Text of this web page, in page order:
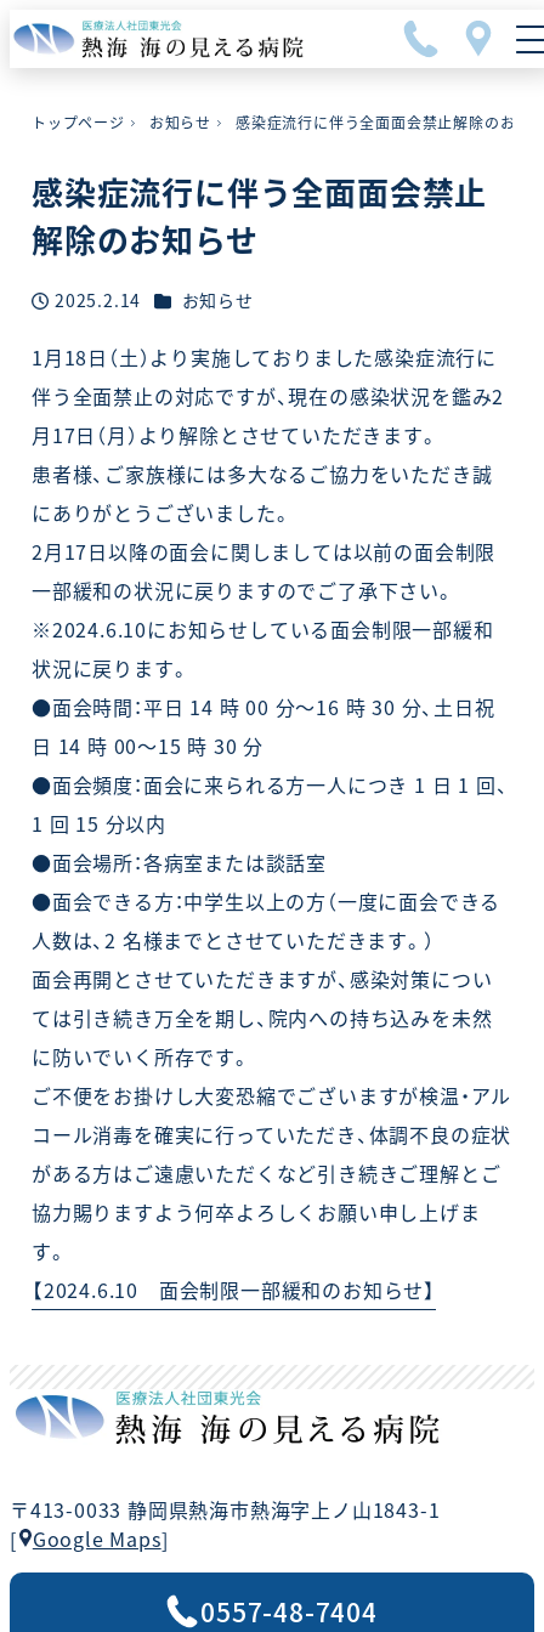
メ
イ
トップページ お知らせ 感染症流行に伴う全面面会禁止解除のお知
感染症流行に伴う全面面会禁止
解除のお知らせ
投稿日
2025.2.14 カテゴリー
お知らせ
1月18日（土）より実施しておりました感染症流行に
伴う全面禁止の対応ですが、現在の感染状況を鑑み2
月17日（月）より解除とさせていただきます。
患者様、ご家族様には多大なるご協力をいただき誠
にありがとうございました。
2月17日以降の面会に関しましては以前の面会制限
一部緩和の状況に戻りますのでご了承下さい。
※2024.6.10にお知らせしている面会制限一部緩和
状況に戻ります。
●面会時間：平日 14 時 00 分～16 時 30 分、土日祝
日 14 時 00～15 時 30 分
●面会頻度：面会に来られる方一人につき 1 日 1 回、
1 回 15 分以内
●面会場所：各病室または談話室
●面会できる方：中学生以上の方（一度に面会できる
人数は、2 名様までとさせていただきます。）
面会再開とさせていただきますが、感染対策につい
ては引き続き万全を期し、院内への持ち込みを未然
に防いでいく所存です。
ご不便をお掛けし大変恐縮でございますが検温・アル
コール消毒を確実に行っていただき、体調不良の症状
がある方はご遠慮いただくなど引き続きご理解とご
協力賜りますよう何卒よろしくお願い申し上げま
す。
【2024.6.10 面会制限一部緩和のお知らせ】
〒413-0033 静岡県熱海市熱海字上ノ山1843-1
[
Google Maps]
0557-48-7404